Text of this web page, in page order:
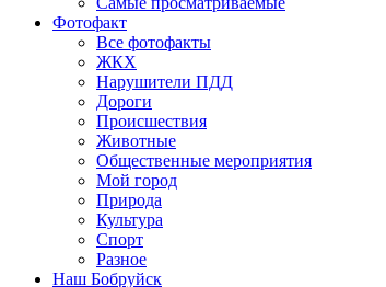
Фотофакт
Все фотофакты
ЖКХ
Нарушители ПДД
Дороги
Происшествия
Животные
Общественные мероприятия
Мой город
Природа
Культура
Спорт
Разное
Наш Бобруйск